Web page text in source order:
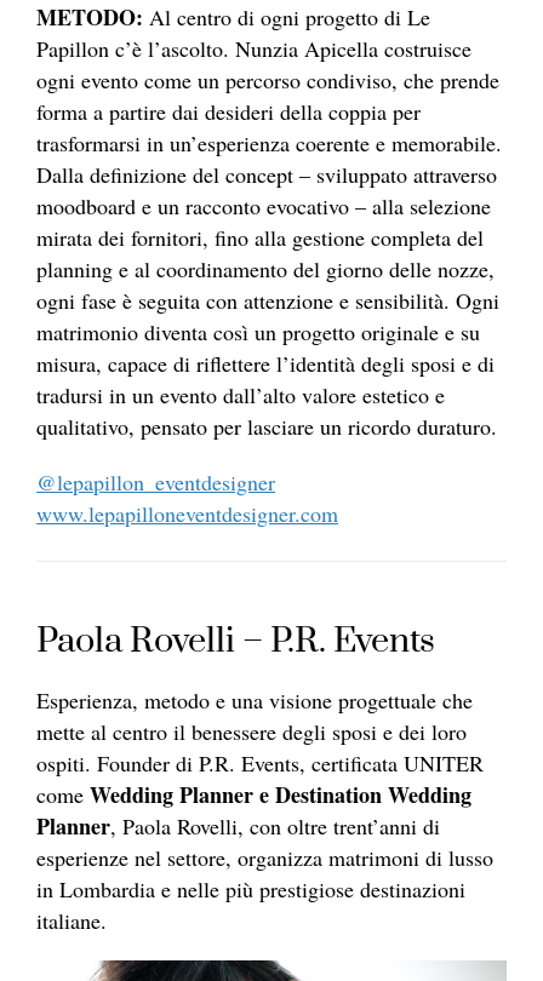
METODO: Al centro di ogni progetto di Le
Papillon c’è l’ascolto. Nunzia Apicella costruisce
ogni evento come un percorso condiviso, che prende
forma a partire dai desideri della coppia per
trasformarsi in un’esperienza coerente e memorabile.
Dalla definizione del concept – sviluppato attraverso
moodboard e un racconto evocativo – alla selezione
mirata dei fornitori, fino alla gestione completa del
planning e al coordinamento del giorno delle nozze,
ogni fase è seguita con attenzione e sensibilità. Ogni
matrimonio diventa così un progetto originale e su
misura, capace di riflettere l’identità degli sposi e di
tradursi in un evento dall’alto valore estetico e
qualitativo, pensato per lasciare un ricordo duraturo.
@lepapillon_eventdesigner
www.lepapilloneventdesigner.com
Paola Rovelli – P.R. Events
Esperienza, metodo e una visione progettuale che
mette al centro il benessere degli sposi e dei loro
ospiti. Founder di P.R. Events, certificata UNITER
come Wedding Planner e Destination Wedding
Planner, Paola Rovelli, con oltre trent’anni di
esperienze nel settore, organizza matrimoni di lusso
in Lombardia e nelle più prestigiose destinazioni
italiane.